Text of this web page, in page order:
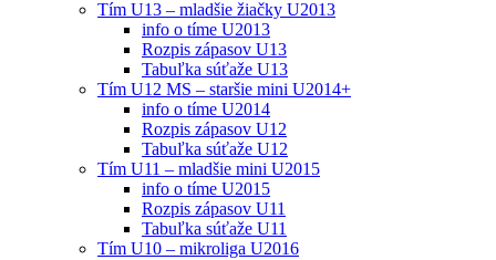
Tím U13 – mladšie žiačky U2013
info o tíme U2013
Rozpis zápasov U13
Tabuľka súťaže U13
Tím U12 MS – staršie mini U2014+
info o tíme U2014
Rozpis zápasov U12
Tabuľka súťaže U12
Tím U11 – mladšie mini U2015
info o tíme U2015
Rozpis zápasov U11
Tabuľka súťaže U11
Tím U10 – mikroliga U2016